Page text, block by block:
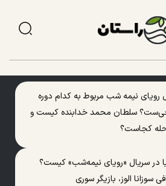
رویای نیمه شب مربوط به کدام دوره
سلطان محمد خدابنده کیست و
کجاست؟
در سریال «رویای نیمه‌شب» کیست؟
سوزانا الوز، بازیگر سوری